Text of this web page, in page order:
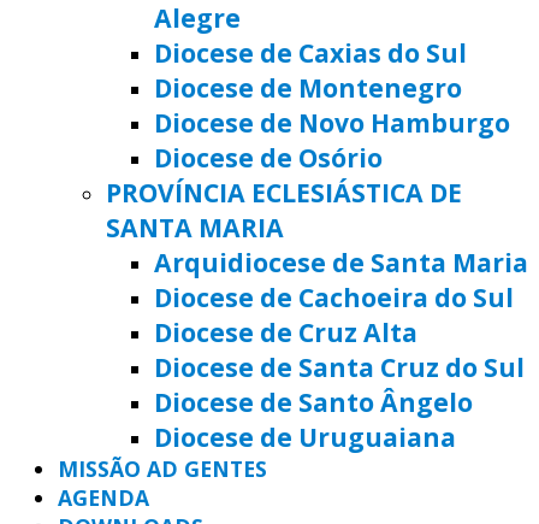
Alegre
Diocese de Caxias do Sul
Diocese de Montenegro
Diocese de Novo Hamburgo
Diocese de Osório
PROVÍNCIA ECLESIÁSTICA DE
SANTA MARIA
Arquidiocese de Santa Maria
Diocese de Cachoeira do Sul
Diocese de Cruz Alta
Diocese de Santa Cruz do Sul
Diocese de Santo Ângelo
Diocese de Uruguaiana
MISSÃO AD GENTES
AGENDA